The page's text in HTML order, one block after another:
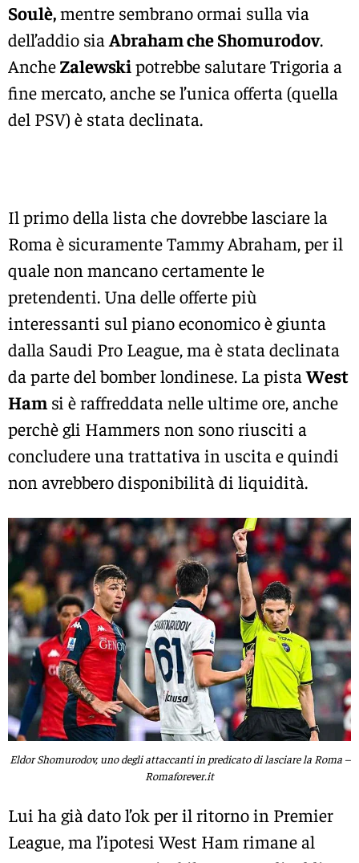
Soulè,mentre sembrano ormai sulla via
dell’addio sia Abraham che Shomurodov.
AncheZalewskipotrebbe salutare Trigoria a
fine mercato, anche se l’unica offerta (quella
del PSV) è stata declinata.
Il primo della lista che dovrebbe lasciare la
Roma è sicuramente Tammy Abraham, per il
quale non mancano certamente le
pretendenti. Una delle offerte più
interessanti sul piano economico è giunta
dalla Saudi Pro League, ma è stata declinata
da parte del bomber londinese. La pistaWest
Ham si è raffreddata nelle ultime ore, anche
perchè gli Hammers non sono riusciti a
concludere una trattativa in uscita e quindi
non avrebbero disponibilità di liquidità.
Eldor Shomurodov, uno degli attaccanti in predicato di lasciare la Roma –
Romaforever.it
Lui ha già dato l’ok per il ritorno in Premier
League, ma l’ipotesi West Ham rimane al